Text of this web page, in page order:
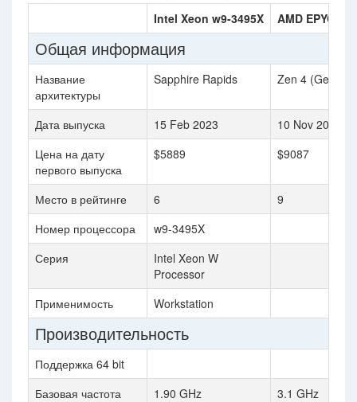
Intel Xeon w9-3495X AMD EPYC
Общая информация
Название
архитектуры
Sapphire Rapids Zen 4 (Genoa)
Дата выпуска 15 Feb 2023
10 Nov 2022
Цена на дату
первого выпуска
$5889 $9087
Место в рейтинге 6
9
Номер процессора
w9-3495X
Серия
Intel Xeon W
Processor
Применимость
Workstation
Производительность
Поддержка 64 bit
Базовая частота
1.90 GHz
3.1 GHz